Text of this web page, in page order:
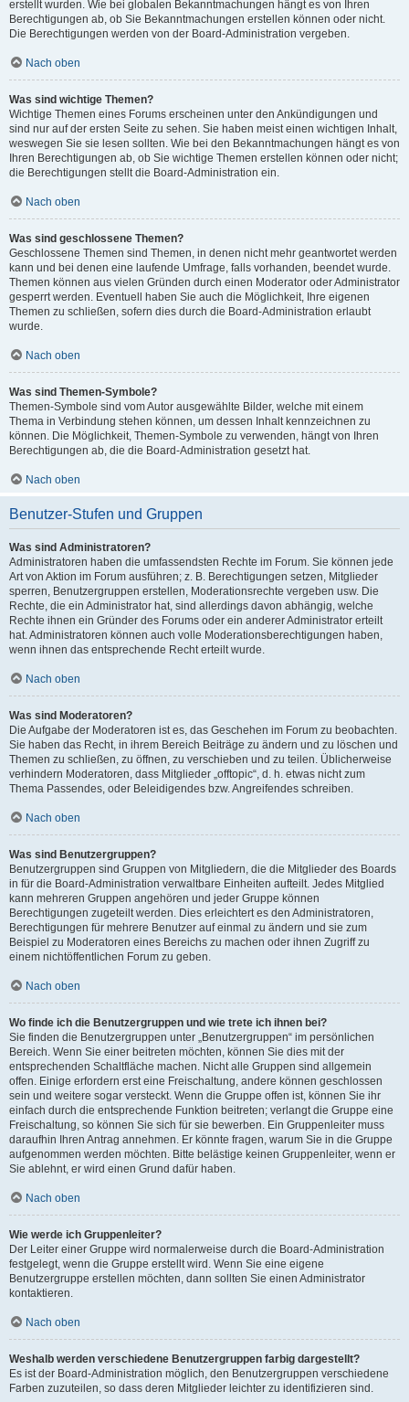
erstellt wurden. Wie bei globalen Bekanntmachungen hängt es von Ihren
Berechtigungen ab, ob Sie Bekanntmachungen erstellen können oder nicht.
Die Berechtigungen werden von der Board-Administration vergeben.
Nach oben
Was sind wichtige Themen?
Wichtige Themen eines Forums erscheinen unter den Ankündigungen und
sind nur auf der ersten Seite zu sehen. Sie haben meist einen wichtigen Inhalt,
weswegen Sie sie lesen sollten. Wie bei den Bekanntmachungen hängt es von
Ihren Berechtigungen ab, ob Sie wichtige Themen erstellen können oder nicht;
die Berechtigungen stellt die Board-Administration ein.
Nach oben
Was sind geschlossene Themen?
Geschlossene Themen sind Themen, in denen nicht mehr geantwortet werden
kann und bei denen eine laufende Umfrage, falls vorhanden, beendet wurde.
Themen können aus vielen Gründen durch einen Moderator oder Administrator
gesperrt werden. Eventuell haben Sie auch die Möglichkeit, Ihre eigenen
Themen zu schließen, sofern dies durch die Board-Administration erlaubt
wurde.
Nach oben
Was sind Themen-Symbole?
Themen-Symbole sind vom Autor ausgewählte Bilder, welche mit einem
Thema in Verbindung stehen können, um dessen Inhalt kennzeichnen zu
können. Die Möglichkeit, Themen-Symbole zu verwenden, hängt von Ihren
Berechtigungen ab, die die Board-Administration gesetzt hat.
Nach oben
Benutzer-Stufen und Gruppen
Was sind Administratoren?
Administratoren haben die umfassendsten Rechte im Forum. Sie können jede
Art von Aktion im Forum ausführen; z. B. Berechtigungen setzen, Mitglieder
sperren, Benutzergruppen erstellen, Moderationsrechte vergeben usw. Die
Rechte, die ein Administrator hat, sind allerdings davon abhängig, welche
Rechte ihnen ein Gründer des Forums oder ein anderer Administrator erteilt
hat. Administratoren können auch volle Moderationsberechtigungen haben,
wenn ihnen das entsprechende Recht erteilt wurde.
Nach oben
Was sind Moderatoren?
Die Aufgabe der Moderatoren ist es, das Geschehen im Forum zu beobachten.
Sie haben das Recht, in ihrem Bereich Beiträge zu ändern und zu löschen und
Themen zu schließen, zu öffnen, zu verschieben und zu teilen. Üblicherweise
verhindern Moderatoren, dass Mitglieder „offtopic“, d. h. etwas nicht zum
Thema Passendes, oder Beleidigendes bzw. Angreifendes schreiben.
Nach oben
Was sind Benutzergruppen?
Benutzergruppen sind Gruppen von Mitgliedern, die die Mitglieder des Boards
in für die Board-Administration verwaltbare Einheiten aufteilt. Jedes Mitglied
kann mehreren Gruppen angehören und jeder Gruppe können
Berechtigungen zugeteilt werden. Dies erleichtert es den Administratoren,
Berechtigungen für mehrere Benutzer auf einmal zu ändern und sie zum
Beispiel zu Moderatoren eines Bereichs zu machen oder ihnen Zugriff zu
einem nichtöffentlichen Forum zu geben.
Nach oben
Wo finde ich die Benutzergruppen und wie trete ich ihnen bei?
Sie finden die Benutzergruppen unter „Benutzergruppen“ im persönlichen
Bereich. Wenn Sie einer beitreten möchten, können Sie dies mit der
entsprechenden Schaltfläche machen. Nicht alle Gruppen sind allgemein
offen. Einige erfordern erst eine Freischaltung, andere können geschlossen
sein und weitere sogar versteckt. Wenn die Gruppe offen ist, können Sie ihr
einfach durch die entsprechende Funktion beitreten; verlangt die Gruppe eine
Freischaltung, so können Sie sich für sie bewerben. Ein Gruppenleiter muss
daraufhin Ihren Antrag annehmen. Er könnte fragen, warum Sie in die Gruppe
aufgenommen werden möchten. Bitte belästige keinen Gruppenleiter, wenn er
Sie ablehnt, er wird einen Grund dafür haben.
Nach oben
Wie werde ich Gruppenleiter?
Der Leiter einer Gruppe wird normalerweise durch die Board-Administration
festgelegt, wenn die Gruppe erstellt wird. Wenn Sie eine eigene
Benutzergruppe erstellen möchten, dann sollten Sie einen Administrator
kontaktieren.
Nach oben
Weshalb werden verschiedene Benutzergruppen farbig dargestellt?
Es ist der Board-Administration möglich, den Benutzergruppen verschiedene
Farben zuzuteilen, so dass deren Mitglieder leichter zu identifizieren sind.